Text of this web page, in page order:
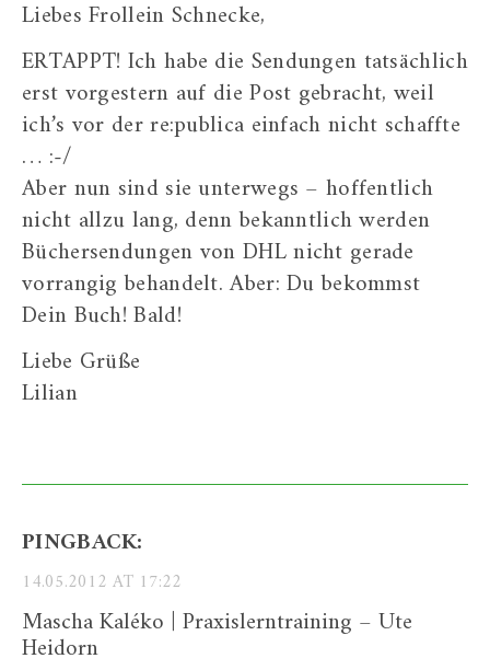
Liebes Frollein Schnecke,
ERTAPPT! Ich habe die Sendungen tatsächlich
erst vorgestern auf die Post gebracht, weil
ich’s vor der re:publica einfach nicht schaffte
… :-/
Aber nun sind sie unterwegs – hoffentlich
nicht allzu lang, denn bekanntlich werden
Büchersendungen von DHL nicht gerade
vorrangig behandelt. Aber: Du bekommst
Dein Buch! Bald!
Liebe Grüße
Lilian
PINGBACK:
14.05.2012 AT 17:22
Mascha Kaléko | Praxislerntraining – Ute
Heidorn